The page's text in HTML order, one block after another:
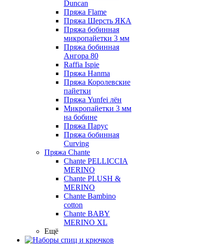
Duncan
Пряжа Flame
Пряжа Шерсть ЯКА
Пряжа бобинная
микропайетки 3 мм
Пряжа бобинная
Ангора 80
Raffia Ispie
Пряжа Hanma
Пряжа Королевские
пайетки
Пряжа Yunfei лён
Микропайетки 3 мм
на бобине
Пряжа Парус
Пряжа бобинная
Curving
Пряжа Chante
Chante PELLICCIA
MERINO
Chante PLUSH &
MERINO
Chante Bambino
cotton
Chante BABY
MERINO XL
Ещё